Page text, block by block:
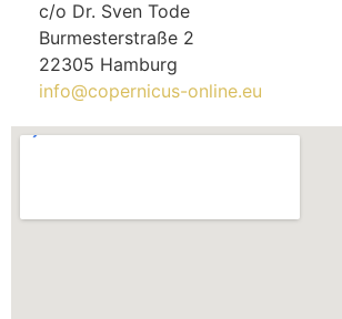
c/o Dr. Sven Tode
Burmesterstraße 2
22305 Hamburg
info@copernicus-online.eu